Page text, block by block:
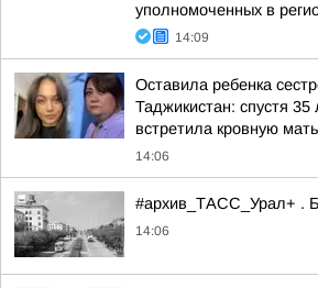
уполномоченных в
14:09
Оставила ребенка
Таджикистан: спустя 35
встретила кровную мать
14:06
#архив_ТАСС_Урал+ .
14:06